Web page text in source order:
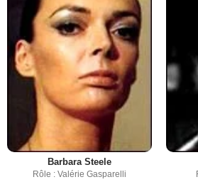
Barbara Steele
Rôle : Valérie Gasparelli